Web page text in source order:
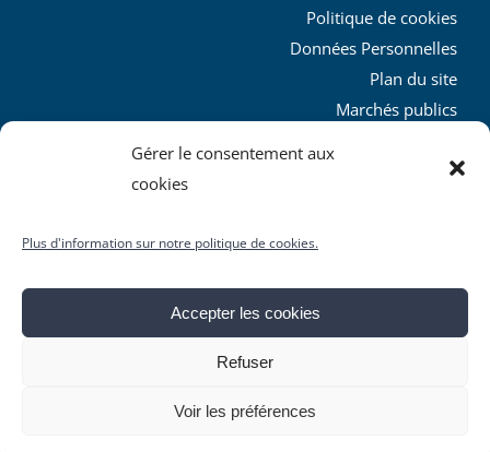
Gérer le consentement aux
cookies
Plus d'information sur notre politique de cookies.
Accepter les cookies
Refuser
Voir les préférences
Politique de cookies
Données Personnelles
Plan du site
Marchés publics
L’agglo recrute
réservés
Facebook
X YouTubeInstagram